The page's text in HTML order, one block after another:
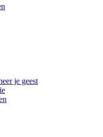
je geest